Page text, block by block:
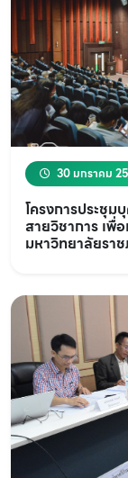
30 มกราคม
โครงการประชุ
สายวิชาการ เพื่
มหาวิทยาลัยรา